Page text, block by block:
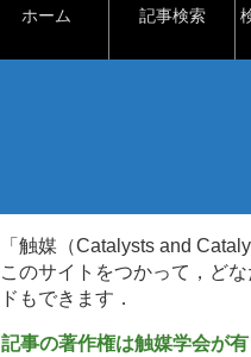
ホーム 記事検索
「触媒（Catalysts and
このサイトをつかって，ど
ドもできます．
記事の著作権は触媒学会が有